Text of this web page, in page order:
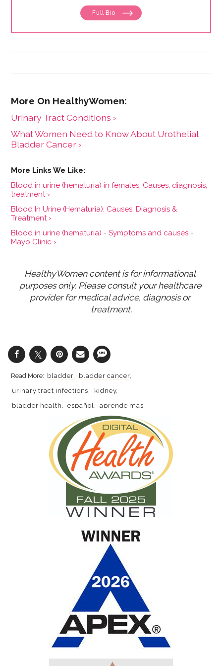
Discover, Sleep Foundation and Giddy, among others.
Full Bio
Urinary Tract Conditions ›
What Women Need to Know About Urothelial
Bladder Cancer ›
Blood in urine (hematuria) in females: Causes, diagnosis,
treatment ›
Blood In Urine (Hematuria): Causes, Diagnosis &
Treatment ›
Blood in urine (hematuria) - Symptoms and causes -
Mayo Clinic ›
HealthyWomen content is for informational
purposes only. Please consult your healthcare
provider for medical advice, diagnosis or
treatment.
bladder
bladder cancer
urinary tract infections
kidney
bladder health
español aprende más